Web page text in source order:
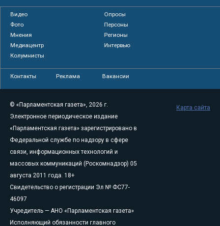
Видео
Опросы
Фото
Персоны
Мнения
Регионы
Медиацентр
Интервью
Колумнисты
Контакты Реклама Вакансии
© «Парламентская газета», 2026 г.
Электронное периодическое издание
«Парламентская газета» зарегистрировано в
Федеральной службе по надзору в сфере
связи, информационных технологий и
массовых коммуникаций (Роскомнадзор) 05
августа 2011 года. 18+
Свидетельство о регистрации Эл № ФС77-
46097
Учредитель — АНО «Парламентская газета»
Исполняющий обязанности главного
Карта сайта